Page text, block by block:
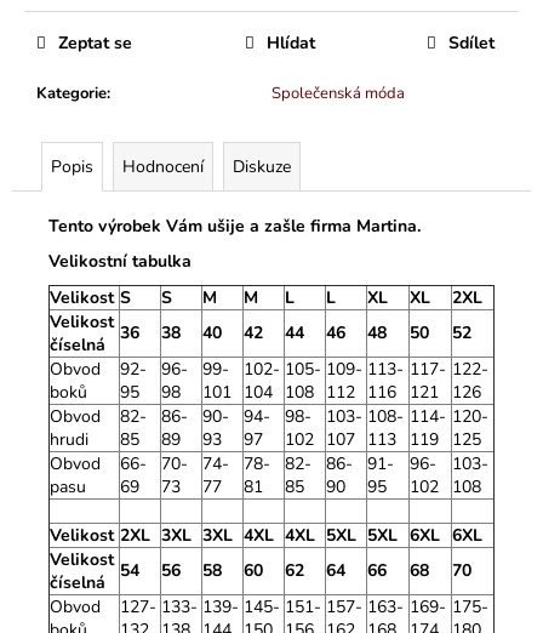
Kategorie: Společenská móda
Zeptat se Hlídat Sdílet
Popis Hodnocení Diskuze
Tento výrobek Vám ušije a zašle firma Martina.
Velikostní tabulka
Velikost S S M M L L XL XL
2XL
Velikost
číselná
36 38 40 42 44 46 48 50
52
Obvod
boků
92-
95
96-
98
99-
101
102-
104
105-
108
109-
112
113-
116
117-
121
122-
126
Obvod
hrudi
82-
85
86-
89
90-
93
94-
97
98-
102
103-
107
108-
113
114-
119
120-
125
Obvod
pasu
66-
69
70-
73
74-
77
78-
81
82-
85
86-
90
91-
95
96-
102
103-
108
Velikost 2XL 3XL 3XL 4XL 4XL 5XL 5XL 6XL 6XL
Velikost
číselná
54 56 58 60 62 64 66 68
70
Obvod
127- 133- 139- 145- 151- 157- 163- 169- 175-